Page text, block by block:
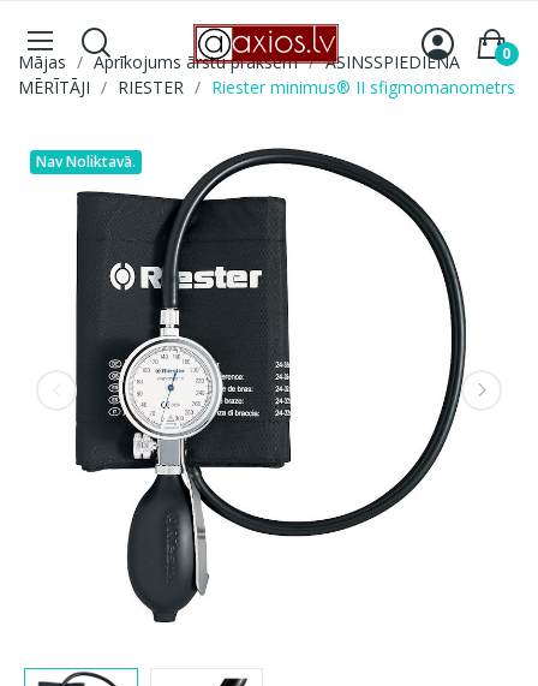
0
Mājas Aprīkojums ārstu praksēm
ASINSSPIEDIENA
MĒRĪTĀJI
RIESTER Riester minimus® II sfigmomanometrs
Nav Noliktavā.